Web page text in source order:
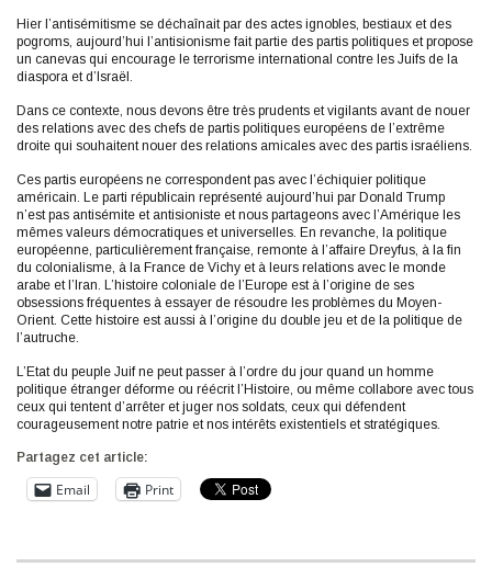
Hier l’antisémitisme se déchaînait par des actes ignobles, bestiaux et des
pogroms, aujourd’hui l’antisionisme fait partie des partis politiques et propose
un canevas qui encourage le terrorisme international contre les Juifs de la
diaspora et d’Israël.
Dans ce contexte, nous devons être très prudents et vigilants avant de nouer
des relations avec des chefs de partis politiques européens de l’extrême
droite qui souhaitent nouer des relations amicales avec des partis israéliens.
Ces partis européens ne correspondent pas avec l’échiquier politique
américain. Le parti républicain représenté aujourd’hui par Donald Trump
n’est pas antisémite et antisioniste et nous partageons avec l’Amérique les
mêmes valeurs démocratiques et universelles. En revanche, la politique
européenne, particulièrement française, remonte à l’affaire Dreyfus, à la fin
du colonialisme, à la France de Vichy et à leurs relations avec le monde
arabe et l’Iran. L’histoire coloniale de l’Europe est à l’origine de ses
obsessions fréquentes à essayer de résoudre les problèmes du Moyen-
Orient. Cette histoire est aussi à l’origine du double jeu et de la politique de
l’autruche.
L’Etat du peuple Juif ne peut passer à l’ordre du jour quand un homme
politique étranger déforme ou réécrit l’Histoire, ou même collabore avec tous
ceux qui tentent d’arrêter et juger nos soldats, ceux qui défendent
courageusement notre patrie et nos intérêts existentiels et stratégiques.
Partagez cet article:
Email Print